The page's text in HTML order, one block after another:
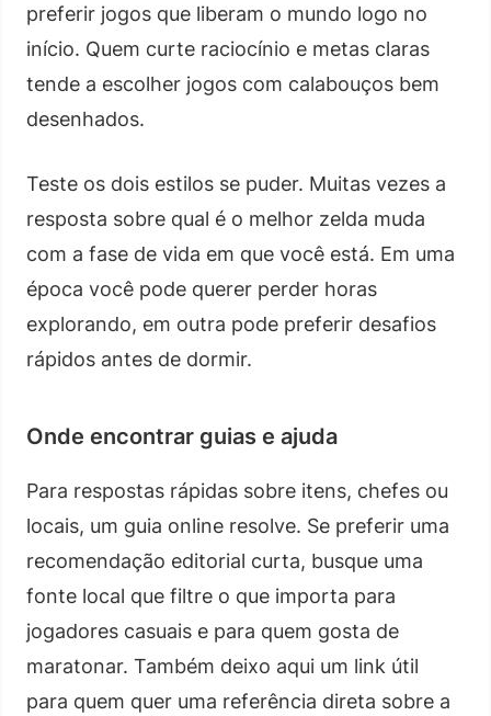
preferir jogos que liberam o mundo logo no
início. Quem curte raciocínio e metas claras
tende a escolher jogos com calabouços bem
desenhados.
Teste os dois estilos se puder. Muitas vezes a
resposta sobre qual é o melhor zelda muda
com a fase de vida em que você está. Em uma
época você pode querer perder horas
explorando, em outra pode preferir desafios
rápidos antes de dormir.
Onde encontrar guias e ajuda
Para respostas rápidas sobre itens, chefes ou
locais, um guia online resolve. Se preferir uma
recomendação editorial curta, busque uma
fonte local que filtre o que importa para
jogadores casuais e para quem gosta de
maratonar. Também deixo aqui um link útil
para quem quer uma referência direta sobre a